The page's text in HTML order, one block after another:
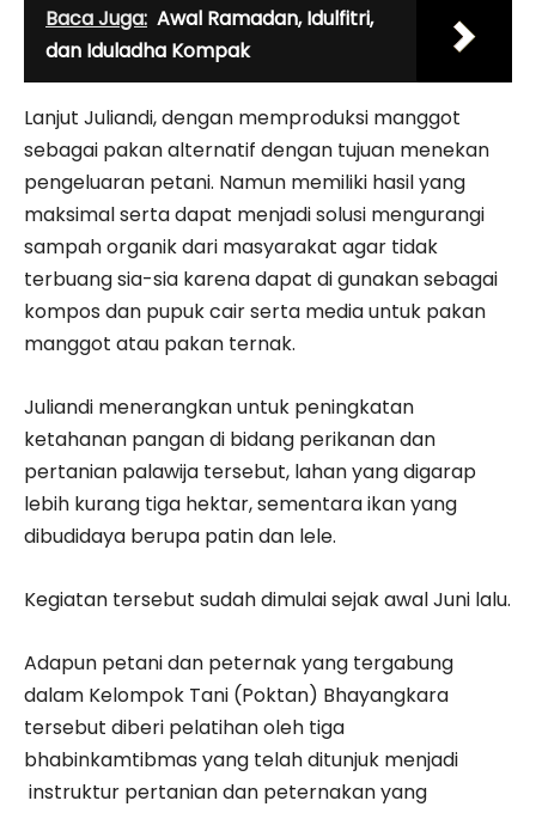
Baca Juga: Awal Ramadan, Idulfitri,
dan Iduladha Kompak
Lanjut Juliandi, dengan memproduksi manggot
sebagai pakan alternatif dengan tujuan menekan
pengeluaran petani. Namun memiliki hasil yang
maksimal serta dapat menjadi solusi mengurangi
sampah organik dari masyarakat agar tidak
terbuang sia-sia karena dapat di gunakan sebagai
kompos dan pupuk cair serta media untuk pakan
manggot atau pakan ternak.
Juliandi menerangkan untuk peningkatan
ketahanan pangan di bidang perikanan dan
pertanian palawija tersebut, lahan yang digarap
lebih kurang tiga hektar, sementara ikan yang
dibudidaya berupa patin dan lele.
Kegiatan tersebut sudah dimulai sejak awal Juni lalu.
Adapun petani dan peternak yang tergabung
dalam Kelompok Tani (Poktan) Bhayangkara
tersebut diberi pelatihan oleh tiga
bhabinkamtibmas yang telah ditunjuk menjadi
instruktur pertanian dan peternakan yang